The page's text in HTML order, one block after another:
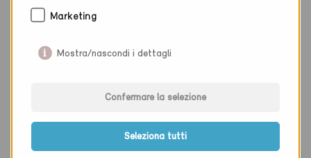
Ditta
NAP 78187
www.elsaesser-beton.de
Marketing
Mostra/nascondi i dettagli
Confermare la selezione
Seleziona tutti